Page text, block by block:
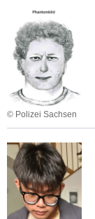
n
e
t
z
h
e
E
r
p
s
u
n
g
o
c
h
e
n
–
Z
e
u
g
e
n
r
s
u
c
h
t
e
K
ö
r
p
e
© Polizei Sachsen
e
r
s
u